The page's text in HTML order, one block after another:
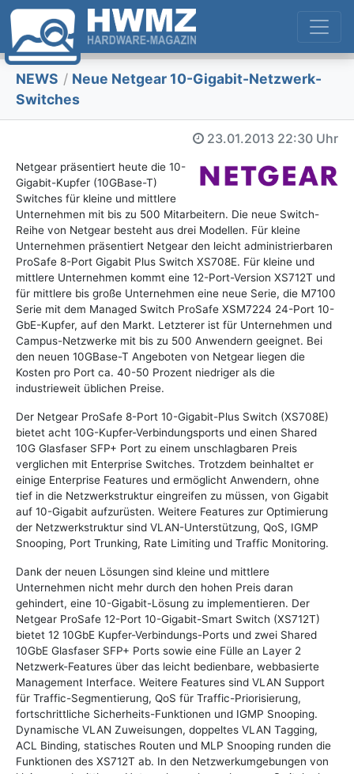
NEWS / Neue Netgear 10-Gigabit-Netzwerk-
Switches
23.01.2013 22:30 Uhr
Netgear präsentiert heute die 10-
Gigabit-Kupfer (10GBase-T)
Switches für kleine und mittlere
Unternehmen mit bis zu 500 Mitarbeitern. Die neue Switch-
Reihe von Netgear besteht aus drei Modellen. Für kleine
Unternehmen präsentiert Netgear den leicht administrierbaren
ProSafe 8-Port Gigabit Plus Switch XS708E. Für kleine und
mittlere Unternehmen kommt eine 12-Port-Version XS712T und
für mittlere bis große Unternehmen eine neue Serie, die M7100
Serie mit dem Managed Switch ProSafe XSM7224 24-Port 10-
GbE-Kupfer, auf den Markt. Letzterer ist für Unternehmen und
Campus-Netzwerke mit bis zu 500 Anwendern geeignet. Bei
den neuen 10GBase-T Angeboten von Netgear liegen die
Kosten pro Port ca. 40-50 Prozent niedriger als die
industrieweit üblichen Preise.
Der Netgear ProSafe 8-Port 10-Gigabit-Plus Switch (XS708E)
bietet acht 10G-Kupfer-Verbindungsports und einen Shared
10G Glasfaser SFP+ Port zu einem unschlagbaren Preis
verglichen mit Enterprise Switches. Trotzdem beinhaltet er
einige Enterprise Features und ermöglicht Anwendern, ohne
tief in die Netzwerkstruktur eingreifen zu müssen, von Gigabit
auf 10-Gigabit aufzurüsten. Weitere Features zur Optimierung
der Netzwerkstruktur sind VLAN-Unterstützung, QoS, IGMP
Snooping, Port Trunking, Rate Limiting und Traffic Monitoring.
Dank der neuen Lösungen sind kleine und mittlere
Unternehmen nicht mehr durch den hohen Preis daran
gehindert, eine 10-Gigabit-Lösung zu implementieren. Der
Netgear ProSafe 12-Port 10-Gigabit-Smart Switch (XS712T)
bietet 12 10GbE Kupfer-Verbindungs-Ports und zwei Shared
10GbE Glasfaser SFP+ Ports sowie eine Fülle an Layer 2
Netzwerk-Features über das leicht bedienbare, webbasierte
Management Interface. Weitere Features sind VLAN Support
für Traffic-Segmentierung, QoS für Traffic-Priorisierung,
fortschrittliche Sicherheits-Funktionen und IGMP Snooping.
Dynamische VLAN Zuweisungen, doppeltes VLAN Tagging,
ACL Binding, statisches Routen und MLP Snooping runden die
Funktionen des XS712T ab. In den Netzwerkumgebungen von